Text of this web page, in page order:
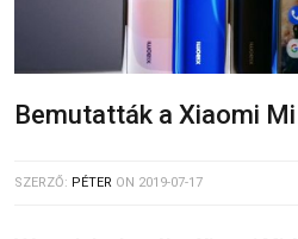
Bemutatták a Xiaomi
SZERZŐ: PÉTER ON 2019-07-17